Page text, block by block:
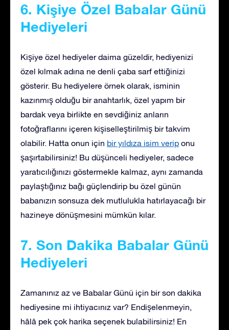
6. Kişiye Özel Babalar Günü
Hediyeleri
Kişiye özel hediyeler daima güzeldir, hediyenizi
özel kılmak adına ne denli çaba sarf ettiğinizi
gösterir. Bu hediyelere örnek olarak, isminin
kazınmış olduğu bir anahtarlık, özel yapım bir
bardak veya birlikte en sevdiğiniz anların
fotoğraflarını içeren kişiselleştirilmiş bir takvim
olabilir. Hatta onun için bir yıldıza isim verip onu
şaşırtabilirsiniz! Bu düşünceli hediyeler, sadece
yaratıcılığınızı göstermekle kalmaz, aynı zamanda
paylaştığınız bağı güçlendirip bu özel günün
babanızın sonsuza dek mutlulukla hatırlayacağı bir
hazineye dönüşmesini mümkün kılar.
7. Son Dakika Babalar Günü
Hediyeleri
Zamanınız az ve Babalar Günü için bir son dakika
hediyesine mi ihtiyacınız var? Endişelenmeyin,
hâlâ pek çok harika seçenek bulabilirsiniz! En